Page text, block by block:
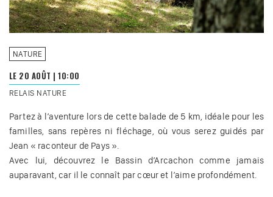
NATURE
LE 20 AOÛT |10:00
RELAIS NATURE
Partez à l’aventure lors de cette balade de 5 km, idéale pour les
familles, sans repères ni fléchage, où vous serez guidés par
Jean « raconteur de Pays ».
Avec lui, découvrez le Bassin d’Arcachon comme jamais
auparavant, car il le connaît par cœur et l’aime profondément.